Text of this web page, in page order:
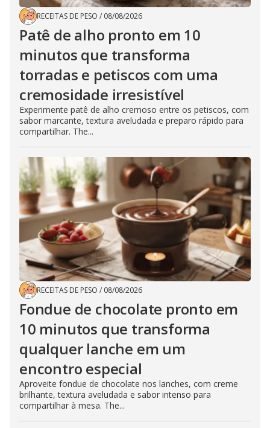
RECEITAS DE PESO / 08/08/2026
Patê de alho pronto em 10
minutos que transforma
torradas e petiscos com uma
cremosidade irresistível
Experimente patê de alho cremoso entre os petiscos, com
sabor marcante, textura aveludada e preparo rápido para
compartilhar. The...
RECEITAS DE PESO / 08/08/2026
Fondue de chocolate pronto em
10 minutos que transforma
qualquer lanche em um
encontro especial
Aproveite fondue de chocolate nos lanches, com creme
brilhante, textura aveludada e sabor intenso para
compartilhar à mesa. The...